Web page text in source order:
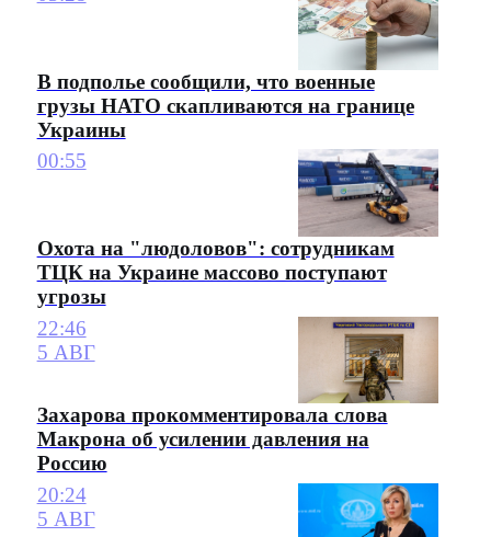
В подполье сообщили, что военные
грузы НАТО скапливаются на границе
Украины
00:55
Охота на "людоловов": сотрудникам
ТЦК на Украине массово поступают
угрозы
22:46
5 АВГ
Захарова прокомментировала слова
Макрона об усилении давления на
Россию
20:24
5 АВГ